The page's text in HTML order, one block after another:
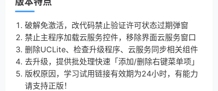
破解免激活，改代码禁止验证许可状态过期弹窗
禁止主程序加载云服务控件，移除界面云服务窗口
删除UCLite、检查升级程序、云服务同步相关组件
去升级，提供批处理快速「添加/删除右键菜单项」
版权原因，学习试用链接有效期为24小时，有能力
请支持正版！